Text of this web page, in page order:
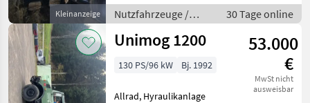
Kleinanzeige
Nutzfahrzeuge Lastwagen (LK
Nutzfahrzeuge /
Lastwagen (LKW)
30 Tage online
Unimog 1200
53.000
€
MwSt nicht
ausweisbar
130 PS/96 kW Bj. 1992
Allrad, Hyraulikanlage